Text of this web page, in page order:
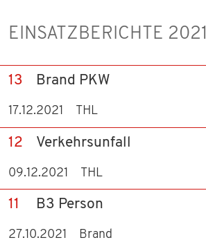
EINSATZBERICHTE 2021
17.12.2021 THL
13 Brand PKW
09.12.2021 THL
12 Verkehrsunfall
27.10.2021 Brand
11 B3 Person